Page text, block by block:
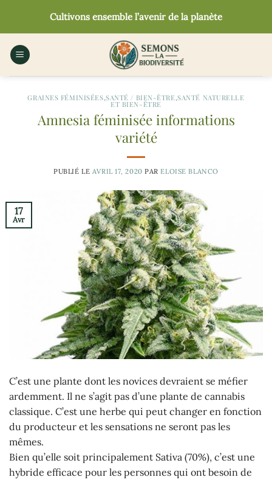
contenu
Cultivons ensemble l’avenir de la planète
GRAINES FÉMINISÉES,SANTÉ / BIEN-ÊTRE,SANTÉ NATURELLE
ET BIEN-ÊTRE
Amnesia féminisée informations
variété
PUBLIÉ LE AVRIL 17, 2020 PARELOISE BLANCO
17
Avr
C’est une plante dont les novices devraient se méfier
ardemment. Il ne s’agit pas d’une plante de cannabis
classique. C’est une herbe qui peut changer en fonction
du producteur et les sensations ne seront pas les
mêmes.
Bien qu’elle soit principalement Sativa (70%), c’est une
hybride efficace pour les personnes qui ont besoin de